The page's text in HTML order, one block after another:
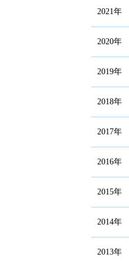
2021年
2020年
2019年
2018年
2017年
2016年
2015年
2014年
2013年